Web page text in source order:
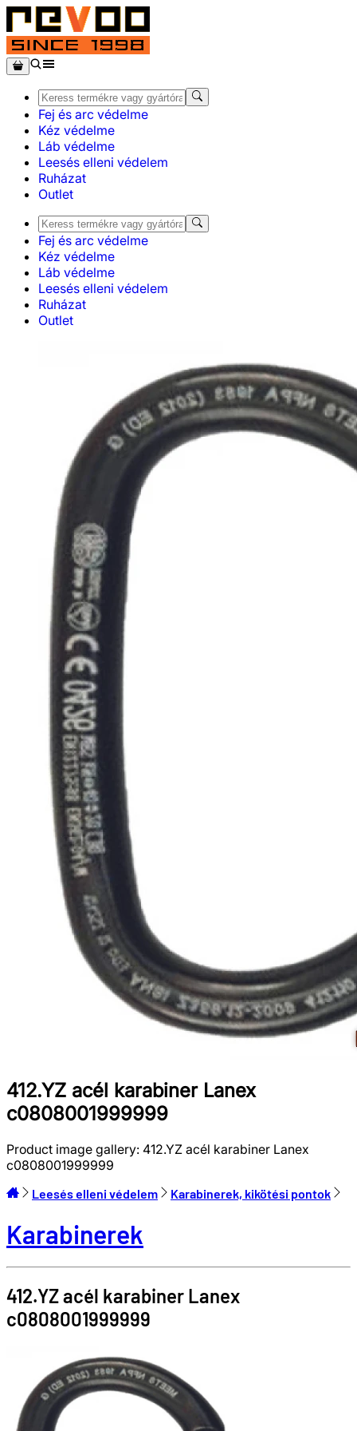
Fej és arc védelme
Kéz védelme
Láb védelme
Leesés elleni védelem
Ruházat
Outlet
Fej és arc védelme
Kéz védelme
Láb védelme
Leesés elleni védelem
Ruházat
Outlet
412.YZ acél karabiner Lanex
c0808001999999
Product image gallery: 412.YZ acél karabiner Lanex
c0808001999999
Leesés elleni védelem Karabinerek, kikötési pontok
Karabinerek
412.YZ acél karabiner Lanex
c0808001999999